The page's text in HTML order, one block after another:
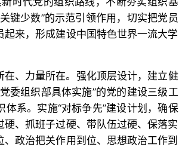
键少数”的示范引领作用，切实把党员
来，形成建设中国特色世界一流大学
、力量所在。强化顶层设计，建立健
组织部具体实施”的党的建设三级工
系。实施“对标争先”建设计划，确保
、抓班子过硬、带队伍过硬、保落实
政治把关作用到位、思想政治工作到